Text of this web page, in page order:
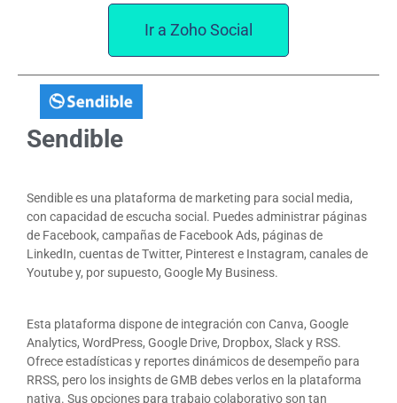
Ir a Zoho Social
Sendible
Sendible es una plataforma de marketing para social media,
con capacidad de escucha social. Puedes administrar páginas
de Facebook, campañas de Facebook Ads, páginas de
LinkedIn, cuentas de Twitter, Pinterest e Instagram, canales de
Youtube y, por supuesto, Google My Business.
Esta plataforma dispone de integración con Canva, Google
Analytics, WordPress, Google Drive, Dropbox, Slack y RSS.
Ofrece estadísticas y reportes dinámicos de desempeño para
RRSS, pero los insights de GMB debes verlos en la plataforma
nativa. Sus opciones para trabajo colaborativo son tan